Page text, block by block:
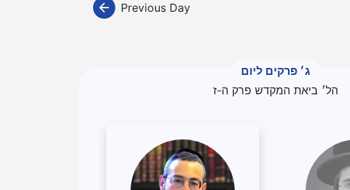
Previous Day
ג׳ פרקים ליום
הל׳ ביאת המקדש פרק ה-ז